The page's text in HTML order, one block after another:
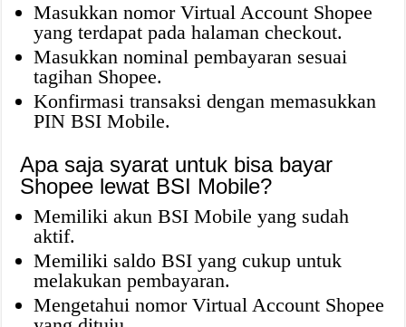
Masukkan nomor Virtual Account Shopee
yang terdapat pada halaman checkout.
Masukkan nominal pembayaran sesuai
tagihan Shopee.
Konfirmasi transaksi dengan memasukkan
PIN BSI Mobile.
Apa saja syarat untuk bisa bayar
Shopee lewat BSI Mobile?
Memiliki akun BSI Mobile yang sudah
aktif.
Memiliki saldo BSI yang cukup untuk
melakukan pembayaran.
Mengetahui nomor Virtual Account Shopee